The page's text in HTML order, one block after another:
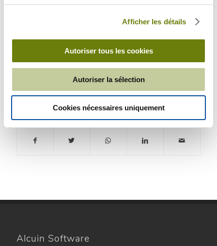
Afficher les détails
Autoriser tous les cookies
Autoriser la sélection
Cookies nécessaires uniquement
Partager cet entrée
Alcuin Software